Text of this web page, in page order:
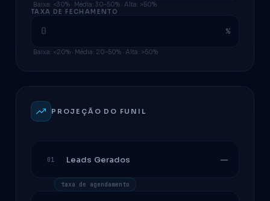
Baixa: <30% · Média: 30–50% · Alta: >50%
TAXA DE FECHAMENTO
%
Baixa: <20% · Média: 20–50% · Alta: >50%
PROJEÇÃO DO FUNIL
01 Leads Gerados —
taxa de agendamento